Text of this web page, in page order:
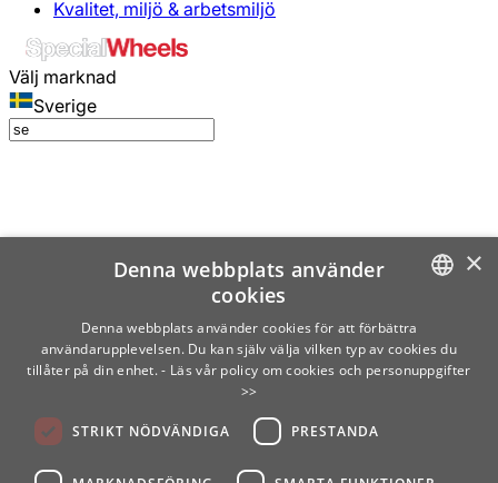
Kvalitet, miljö & arbetsmiljö
Välj marknad
Sverige
SWEDISH
×
Denna webbplats använder
cookies
Denna webbplats använder cookies för att förbättra
användarupplevelsen. Du kan själv välja vilken typ av cookies du
tillåter på din enhet. - Läs vår policy om cookies och personuppgifter
>>
STRIKT NÖDVÄNDIGA PRESTANDA